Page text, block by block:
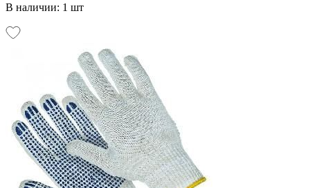
В наличии: 1 шт